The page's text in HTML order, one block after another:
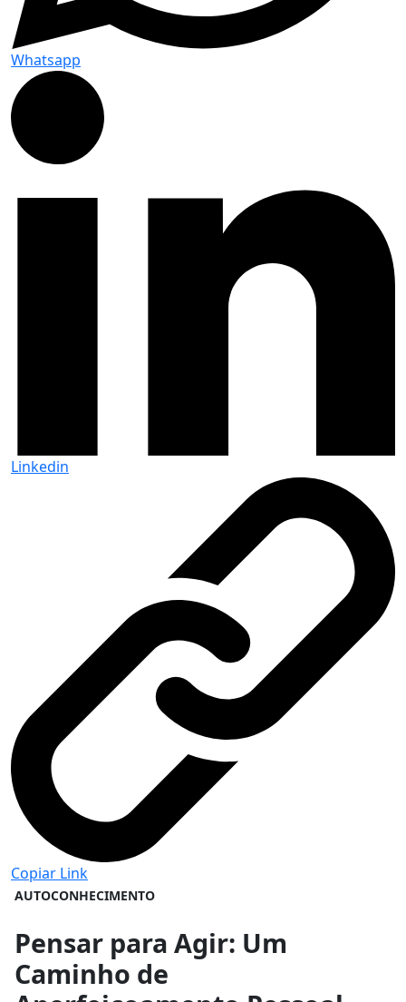
Whatsapp
Linkedin
Copiar Link
AUTOCONHECIMENTO
Pensar para Agir: Um
Caminho de